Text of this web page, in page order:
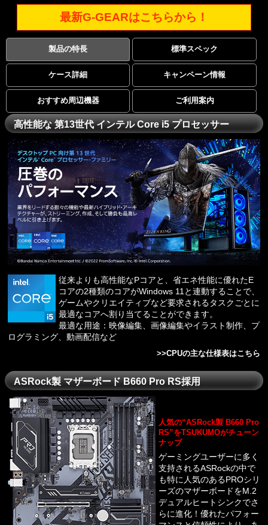
最新G-GEARはこちらから！
製品の特長 標準スペック
ケース詳細 キャンペーン情報
おすすめ周辺機器 ご利用案内
高性能な 第13世代 インテル Core i5 プロセッサー
従来よりも高性能なPコアと、省エネ性能に優れたE
コアの2種類のコアがWindows 11と連動することで、
ゲームやクリエイティブなど要求されるタスクごとに
最適なコアへ割り当てることができます。
最適な用途：映像編集、画像編集やイラスト制作、プ
ログラミング、動画配信など
>>CPUの主な仕様表はこちら
ASRock製 マザーボード B660 Pro RS採用
人気の“ASRock製 B660 Pro
RS”をTSUKUMOがチューン
ナップ
ゲーミングユーザーに多く
支持されるASRockの中で
も特に人気のあるPROシリ
ーズのマザーボードをM.2
デュアルヒートシンクでさ
らに進化！優れたパフォー